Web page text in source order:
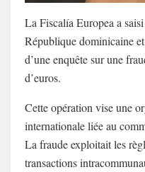
La Fiscalía Europea a
République dominicaine
d’une enquête sur une
d’euros.
Cette opération vise une
internationale liée au
La fraude exploitait les
transactions